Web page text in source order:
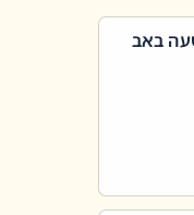
באב